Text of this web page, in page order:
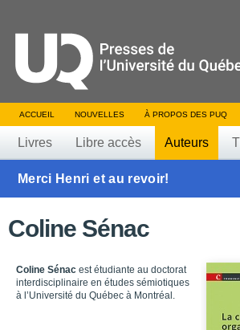
ACCUEIL NOUVELLES À PROPOS DES PUQ
Livres Libre accès Auteurs
Merci Henri et au revoir!
Coline Sénac
Coline Sénac est étudiante au doctorat
interdisciplinaire en études sémiotiques
à l’Université du Québec à Montréal.